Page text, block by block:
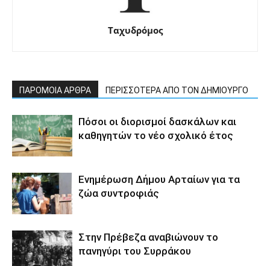
Ταχυδρόμος
ΠΑΡΟΜΟΙΑ ΑΡΘΡΑ ΠΕΡΙΣΣΟΤΕΡΑ ΑΠΟ ΤΟΝ ΔΗΜΙΟΥΡΓΟ
Πόσοι οι διορισμοί δασκάλων και
καθηγητών το νέο σχολικό έτος
Ενημέρωση Δήμου Αρταίων για τα
ζώα συντροφιάς
Στην Πρέβεζα αναβιώνουν το
πανηγύρι του Συρράκου